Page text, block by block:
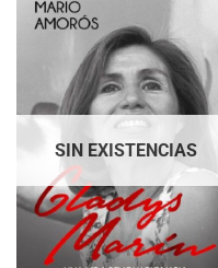
SIN EXISTENCIAS